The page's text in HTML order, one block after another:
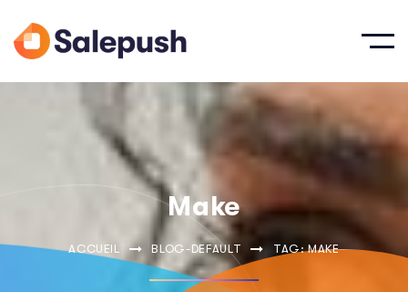
Make
ACCUEIL BLOG-DEFAULT TAG: MAKE